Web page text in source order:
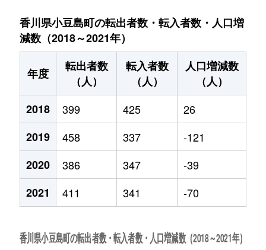
香川県小豆島町の転出者数・転入者数・人口増
減数（2018～2021年）
年度
転出者数
（人）
転入者数
（人）
人口増減数
（人）
2018
399 425
26
2019
458 337
-121
2020
386 347
-39
2021
411 341 -70